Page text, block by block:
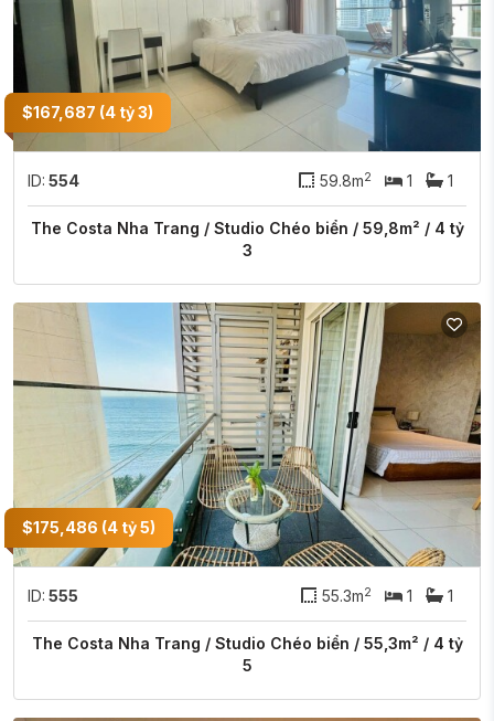
$167,687 (4 tỷ 3)
ID: 554 59.8m2 1 1
The Costa Nha Trang / Studio Chéo biển / 59,8m² / 4 tỷ
3
$175,486 (4 tỷ 5)
ID: 555 55.3m2 1 1
The Costa Nha Trang / Studio Chéo biển / 55,3m² / 4 tỷ
5